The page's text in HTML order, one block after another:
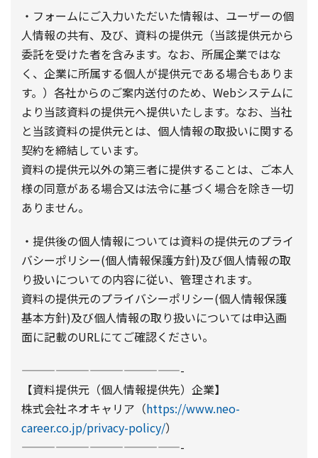
・フォームにご入力いただいた情報は、ユーザーの個
人情報の共有、及び、資料の提供元（当該提供元から
委託を受けた者を含みます。なお、所属企業ではな
く、企業に所属する個人が提供元である場合もありま
す。）各社からのご案内送付のため、Webシステムに
より当該資料の提供元へ提供いたします。なお、当社
と当該資料の提供元とは、個人情報の取扱いに関する
契約を締結しています。
資料の提供元以外の第三者に提供することは、ご本人
様の同意がある場合又は法令に基づく場合を除き一切
ありません。
・提供後の個人情報については資料の提供元のプライ
バシーポリシー(個人情報保護方針)及び個人情報の取
り扱いについての内容に従い、管理されます。
資料の提供元のプライバシーポリシー(個人情報保護
基本方針)及び個人情報の取り扱いについては申込画
面に記載のURLにてご確認ください。
——————————————-
【資料提供元（個人情報提供先）企業】
株式会社ネオキャリア（https://www.neo-
career.co.jp/privacy-policy/）
——————————————-